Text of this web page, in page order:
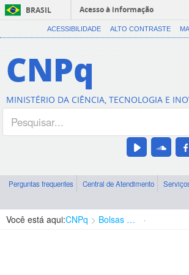
BRASIL
Acesso à informação
ACESSIBILIDADE ALTO CONTRASTE
CNPq
MINISTÉRIO DA CIÊNCIA, TECNOLOGIA E
Perguntas frequentes Central de Atendimento
Você está aqui:CNPq Bolsas e Auxílios Vigentes